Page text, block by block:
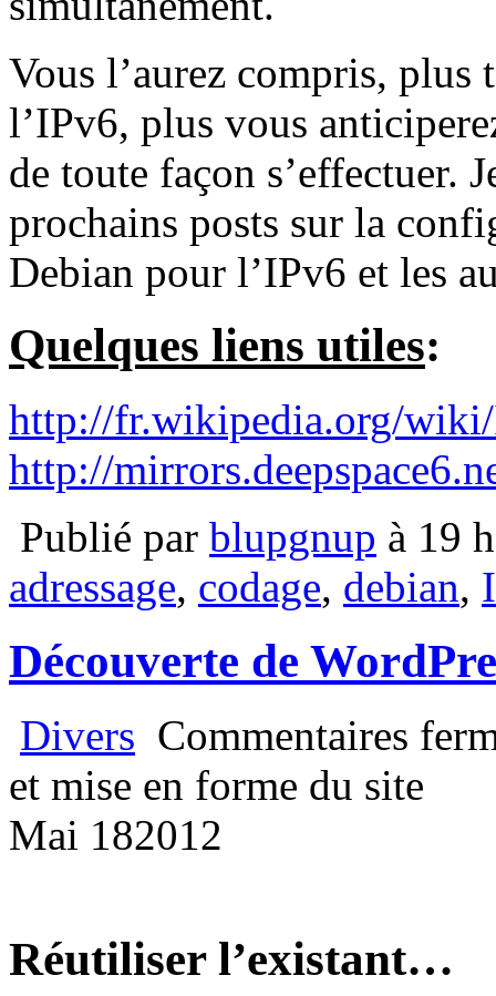
Vous l’aurez compris, plus
l’IPv6, plus vous
de toute façon s’effectuer.
prochains posts sur la
Debian pour l’IPv6 et les
Quelques liens utiles:
http://fr.wikipedia.org/
http://
Publié par blupgnup à 19
adressage, codage, debian,
Découverte de
Divers Commentaires
et mise en forme du site
Mai 182012
Réutiliser l’existant…